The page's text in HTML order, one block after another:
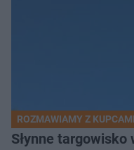
ROZMAWIAMY Z KUPCAMI
Słynne